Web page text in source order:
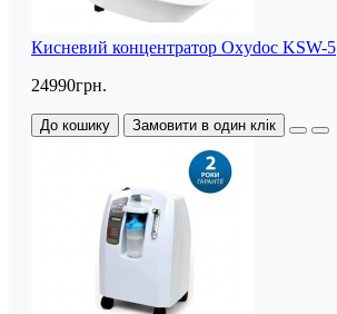
Кисневий концентратор Oxydoc KSW-5
24990грн.
До кошику Замовити в один клік